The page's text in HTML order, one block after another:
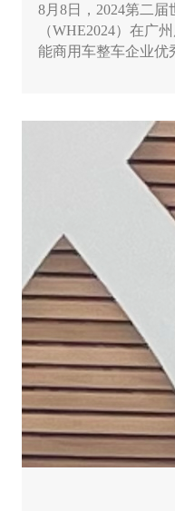
8月8日，2024第二
（WHE2024）在广
能商用车整车企业优